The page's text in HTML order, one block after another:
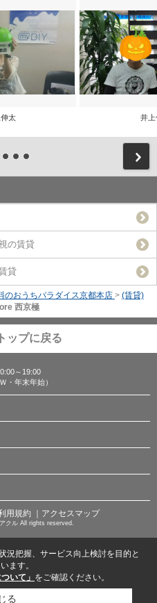
太 井上
の賃貸
貸
のおうちパラダイス京都本店 > (賃貸)
西京極
ップに戻る
～19:00
・年末年始）
用規約 ｜アクセスマップ
クル All rights reserved.
況把握、サービス向上検討を目的と
ます。
いて」 をご確認ください。
る